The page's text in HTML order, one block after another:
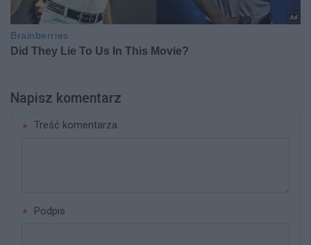
Napisz komentarz
Treść komentarza
Podpis